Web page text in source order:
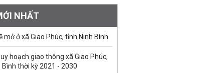
NHẤT
mở ở xã Giao Phúc, tỉnh Ninh Bình
hoạch giao thông xã Giao Phúc,
Bình thời kỳ 2021 - 2030